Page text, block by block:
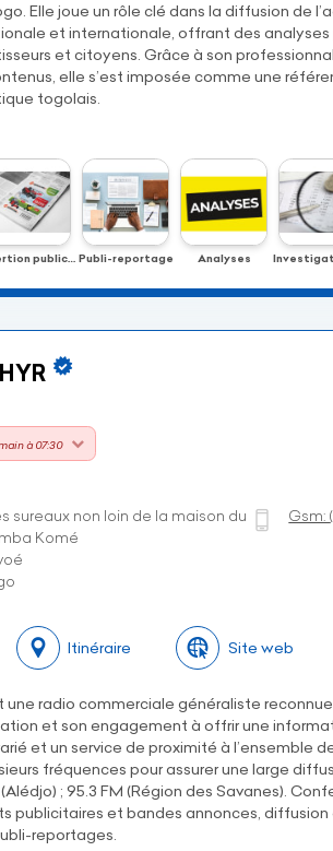
Elle joue un rôle clé dans la diffusion de
et internationale, offrant des
et citoyens. Grâce à son
elle s’est imposée comme une
togolais.
Insertion publicitaire Publi-reportage Analyses
à 07:30
sureaux non loin de la maison du
Komé
Gsm:
Itinéraire Site web
une radio commerciale généraliste
et son engagement à offrir une
et un service de proximité à l’ensemble
fréquences pour assurer une large
; 95.3 FM (Région des Savanes).
publicitaires et bandes annonces, diffusion
reportages.